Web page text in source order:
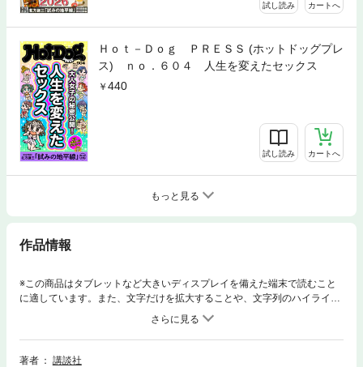
試し読み カートへ
Ｈｏｔ－Ｄｏｇ ＰＲＥＳＳ (ホットドッグプレ
ス) ｎｏ．６０４ 人生を変えたセックス
440
試し読み カートへ
もっと見る
作品情報
※この商品はタブレットなど大きいディスプレイを備えた端末で読むこと
に適しています。また、文字だけを拡大することや、文字列のハイライ
ト、検索、辞書の参照、引用などの機能が使用できません。40オヤジと大
人女子のための本音マガジン！ 特集は「女が浮気に走るとき」。今回の
特集は、女の浮気をクローズアップ！ 20～44歳の浮気経験のある未婚女
子にアンケートを決行。女子の浮気の真相をグイグイ掘り下げてみまし
著者
講談社